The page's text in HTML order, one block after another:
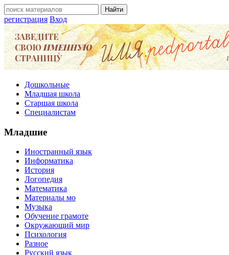
регистрация Вход
Дошкольные
Младшая школа
Старшая школа
Специалистам
Младшие
Иностранный язык
Информатика
История
Логопедия
Математика
Материалы мо
Музыка
Обучение грамоте
Окружающий мир
Психология
Разное
Русский язык